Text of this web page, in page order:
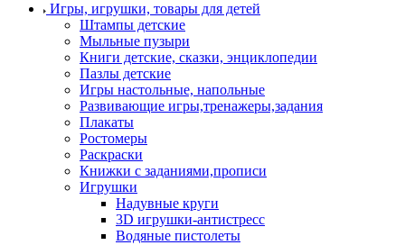
Игры, игрушки, товары для детей
Штампы детские
Мыльные пузыри
Книги детские, сказки, энциклопедии
Пазлы детские
Игры настольные, напольные
Развивающие игры,тренажеры,задания
Плакаты
Ростомеры
Раскраски
Книжки с заданиями,прописи
Игрушки
Надувные круги
3D игрушки-антистресс
Водяные пистолеты